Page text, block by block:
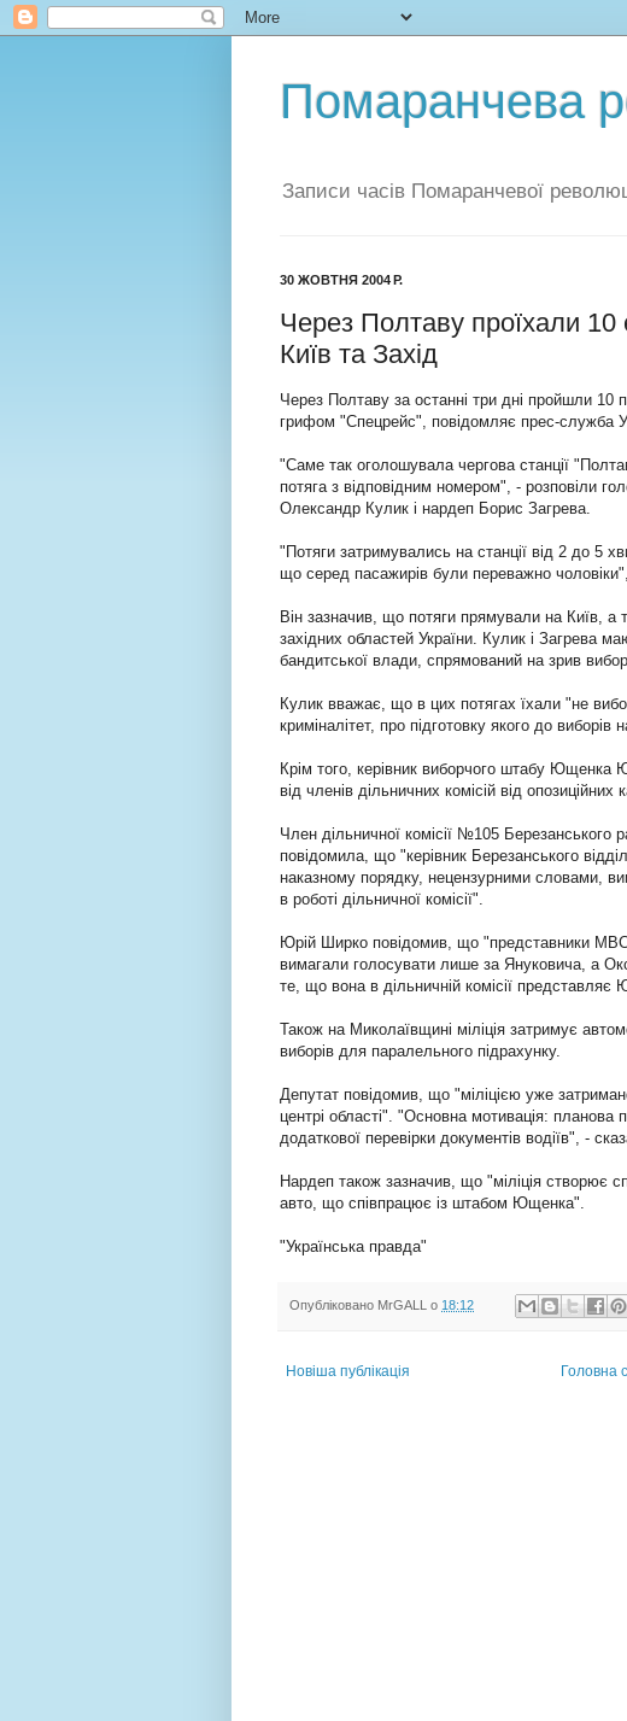
Помаранчева
Записи часів Помаранчевої
30 ЖОВТНЯ 2004 Р.
Через Полтаву проїхали
Київ та Захід
Через Полтаву за останні три дні пройшли 10
грифом "Спецрейс", повідомляє прес-служба
"Саме так оголошувала чергова станції
потяга з відповідним номером", - розповіли
Олександр Кулик і нардеп Борис Загрева.
"Потяги затримувались на станції від 2 до 5
що серед пасажирів були переважно
Він зазначив, що потяги прямували на Київ,
західних областей України. Кулик і Загрева
бандитської влади, спрямований на зрив
Кулик вважає, що в цих потягах їхали "не
криміналітет, про підготовку якого до
Крім того, керівник виборчого штабу Ющенка
від членів дільничних комісій від опозиційних
Член дільничної комісії №105 Березанського
повідомила, що "керівник Березанського
наказному порядку, нецензурними словами,
в роботі дільничної комісії".
Юрій Ширко повідомив, що "представники МВС
вимагали голосувати лише за Януковича, а
те, що вона в дільничній комісії представляє
Також на Миколаївщині міліція затримує
виборів для паралельного підрахунку.
Депутат повідомив, що "міліцією уже
центрі області". "Основна мотивація: планова
додаткової перевірки документів водіїв", -
Нардеп також зазначив, що "міліція створює
авто, що співпрацює із штабом Ющенка".
"Українська правда"
Опубліковано MrGALL о 18:12
Новіша публікація Головна